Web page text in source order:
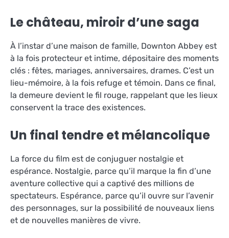
Le château, miroir d’une saga
À l’instar d’une maison de famille, Downton Abbey est
à la fois protecteur et intime, dépositaire des moments
clés : fêtes, mariages, anniversaires, drames. C’est un
lieu-mémoire, à la fois refuge et témoin. Dans ce final,
la demeure devient le fil rouge, rappelant que les lieux
conservent la trace des existences.
Un final tendre et mélancolique
La force du film est de conjuguer nostalgie et
espérance. Nostalgie, parce qu’il marque la fin d’une
aventure collective qui a captivé des millions de
spectateurs. Espérance, parce qu’il ouvre sur l’avenir
des personnages, sur la possibilité de nouveaux liens
et de nouvelles manières de vivre.